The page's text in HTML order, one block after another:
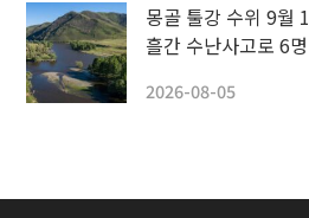
몽골 툴강 수위 9월
흘간 수난사고로 6
2026-08-05